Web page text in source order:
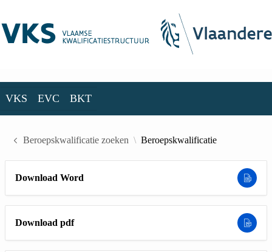
VKS EVC BKT
Beroepskwalificatie zoeken Beroepskwalificatie
Download Word
Download pdf